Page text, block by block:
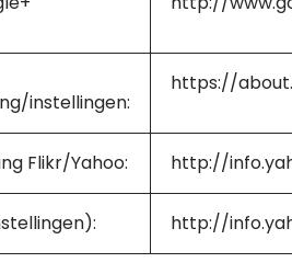
instellingen:
https://
Flikr/Yahoo: http://
http://